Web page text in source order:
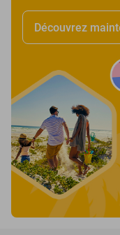
Découvrez